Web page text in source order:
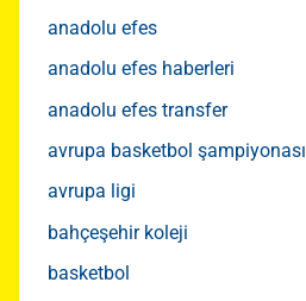
anadolu efes
anadolu efes haberleri
anadolu efes transfer
avrupa basketbol şampiyonası
avrupa ligi
bahçeşehir koleji
basketbol